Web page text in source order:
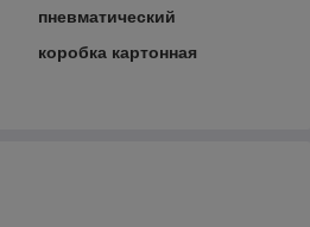
пневматический
коробка картонная